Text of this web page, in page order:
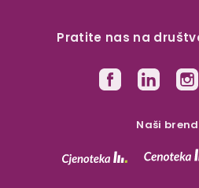
Pratite nas na
Naši